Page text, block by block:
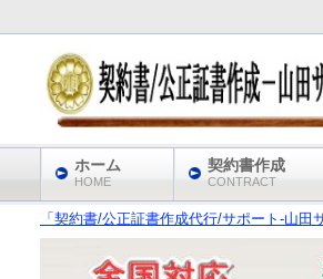
「契約書/公正証書作成代行/サポート‐山
ホーム
HOME
契約書作成
CONTRACT